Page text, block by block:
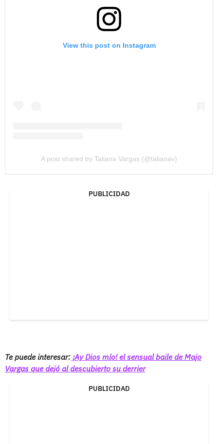
View this post on Instagram
A post shared by Taliana Vargas (@talianav)
PUBLICIDAD
Te puede interesar: ¡Ay Dios mío! el sensual baile de Majo
Vargas que dejó al descubierto su derrier
PUBLICIDAD